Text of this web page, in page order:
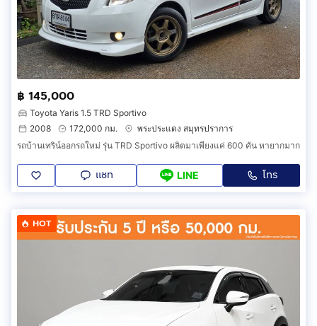
฿ 145,000
Toyota Yaris 1.5 TRD Sportivo
2008
172,000 กม.
พระประแดง สมุทรปราการ
รถบ้านเทริน์ออกรถใหม่ รุ่น TRD Sportivo ผลิตมาเพียงแค่ 600 คัน หายากมาก
แชท LINE โทร
HOT